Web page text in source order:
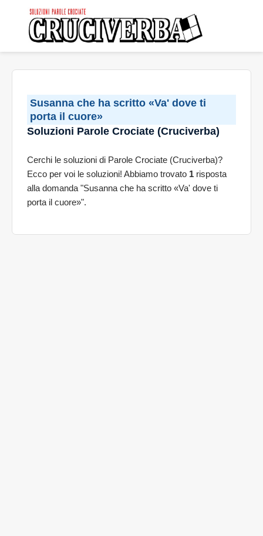
Susanna che ha scritto «Va' dove ti
porta il cuore»
Soluzioni Parole Crociate (Cruciverba)
Cerchi le soluzioni di Parole Crociate (Cruciverba)?
Ecco per voi le soluzioni! Abbiamo trovato 1 risposta
alla domanda "Susanna che ha scritto «Va' dove ti
porta il cuore»".